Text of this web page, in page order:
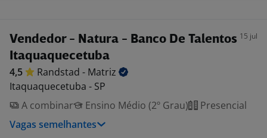
Vendedor - Natura - Banco De Talentos
Itaquaquecetuba
15 jul
4,5 Randstad - Matriz
Itaquaquecetuba - SP
A combinar
Ensino Médio (2º Grau)
Presencial
Vagas semelhantes